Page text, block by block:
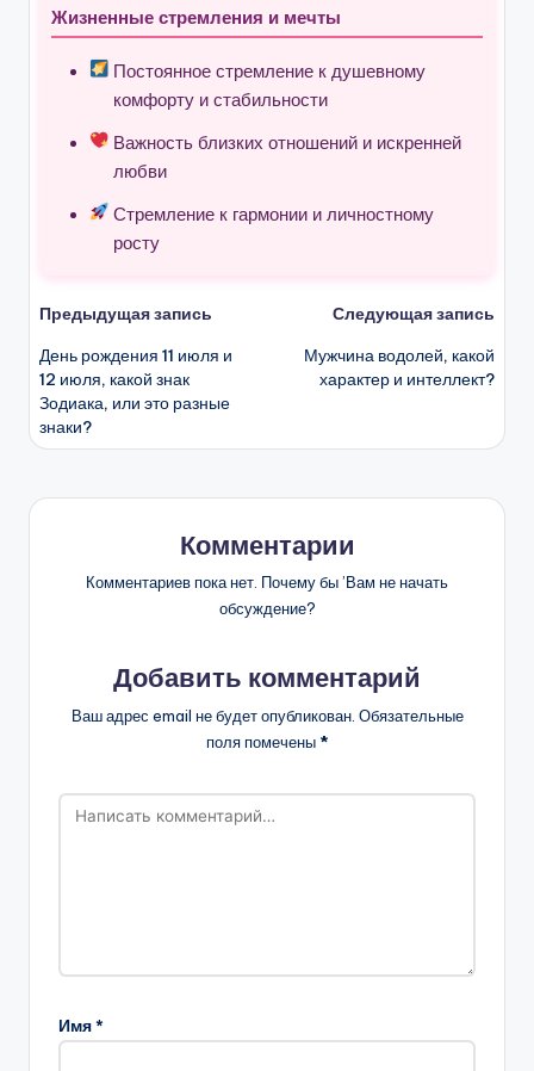
Жизненные стремления и мечты
Постоянное стремление к душевному
комфорту и стабильности
Важность близких отношений и искренней
любви
Стремление к гармонии и личностному
росту
Навигация
записи
Предыдущая запись
День рождения 11 июля и
12 июля, какой знак
Зодиака, или это разные
знаки?
Следующая запись
Мужчина водолей, какой
характер и интеллект?
Комментарии
Комментариев пока нет. Почему бы ’Вам не начать
обсуждение?
Добавить комментарий
Ваш адрес email не будет опубликован. Обязательные
поля помечены *
Имя*